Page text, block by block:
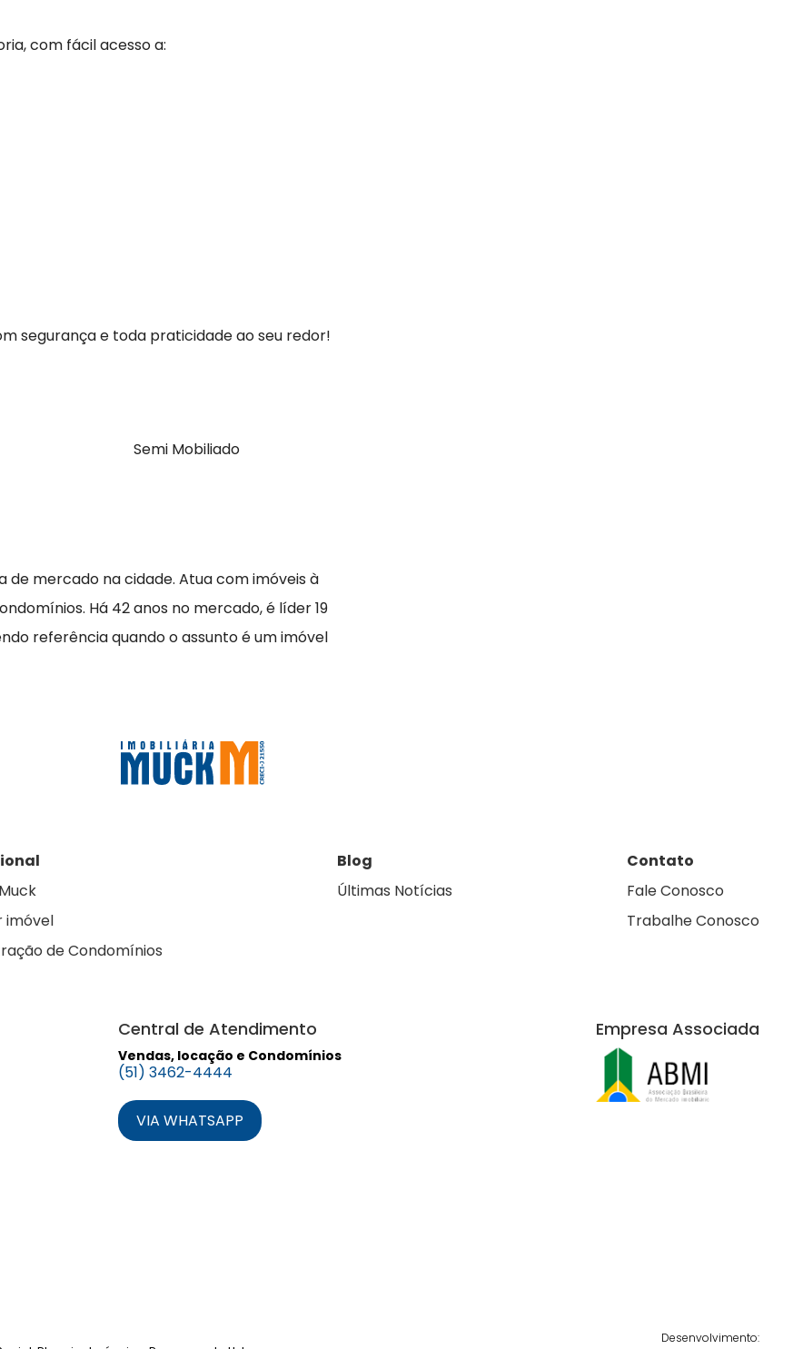
com fácil acesso a:
segurança e toda praticidade ao seu redor!
Semi Mobiliado
de mercado na cidade. Atua com imóveis à
Há 42 anos no mercado, é líder 19
referência quando o assunto é um imóvel
imóvel
de Condomínios
Blog
Últimas Notícias
Contato
Fale Conosco
Trabalhe Conosco
Central de Atendimento
Vendas, locação e Condomínios
(51) 3462-4444
VIA WHATSAPP
Empresa Associada
Desenvolvimento: